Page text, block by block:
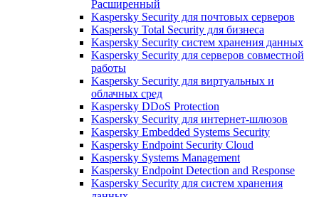
Расширенный
Kaspersky Security для почтовых серверов
Kaspersky Total Security для бизнеса
Kaspersky Security систем хранения данных
Kaspersky Security для серверов совместной
работы
Kaspersky Security для виртуальных и
облачных сред
Kaspersky DDoS Protection
Kaspersky Security для интернет-шлюзов
Kaspersky Embedded Systems Security
Kaspersky Endpoint Security Cloud
Kaspersky Systems Management
Kaspersky Endpoint Detection and Response
Kaspersky Security для систем хранения